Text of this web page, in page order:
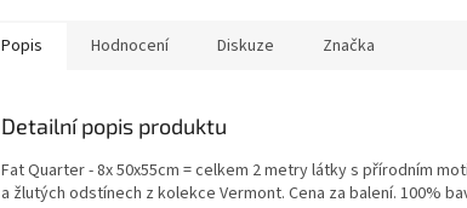
Popis Hodnocení Diskuze Značka
Detailní popis produktu
Fat Quarter - 8x 50x55cm = celkem 2 metry látky s přírodním
a žlutých odstínech z kolekce Vermont. Cena za balení. 100%